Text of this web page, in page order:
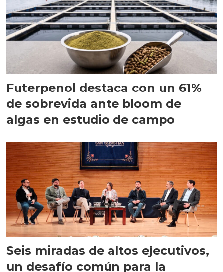
Futerpenol destaca con un 61%
de sobrevida ante bloom de
algas en estudio de campo
Seis miradas de altos ejecutivos,
un desafío común para la